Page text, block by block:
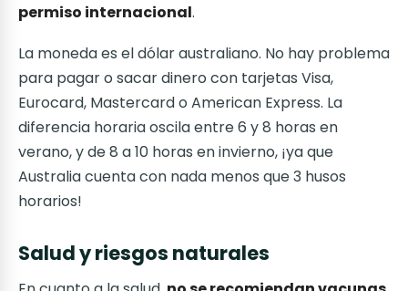
permiso internacional.
La moneda es el dólar australiano. No hay problema
para pagar o sacar dinero con tarjetas Visa,
Eurocard, Mastercard o American Express. La
diferencia horaria oscila entre 6 y 8 horas en
verano, y de 8 a 10 horas en invierno, ¡ya que
Australia cuenta con nada menos que 3 husos
horarios!
Salud y riesgos naturales